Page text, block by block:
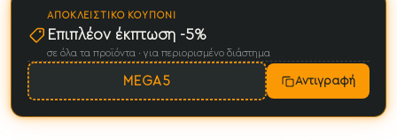
ΑΠΟΚΛΕΙΣΤΙΚΌ ΚΟΥΠΌΝΙ
Επιπλέον έκπτωση -5%
σε όλα τα προϊόντα · για περιορισμένο διάστημα
MEGA5 Αντιγραφή